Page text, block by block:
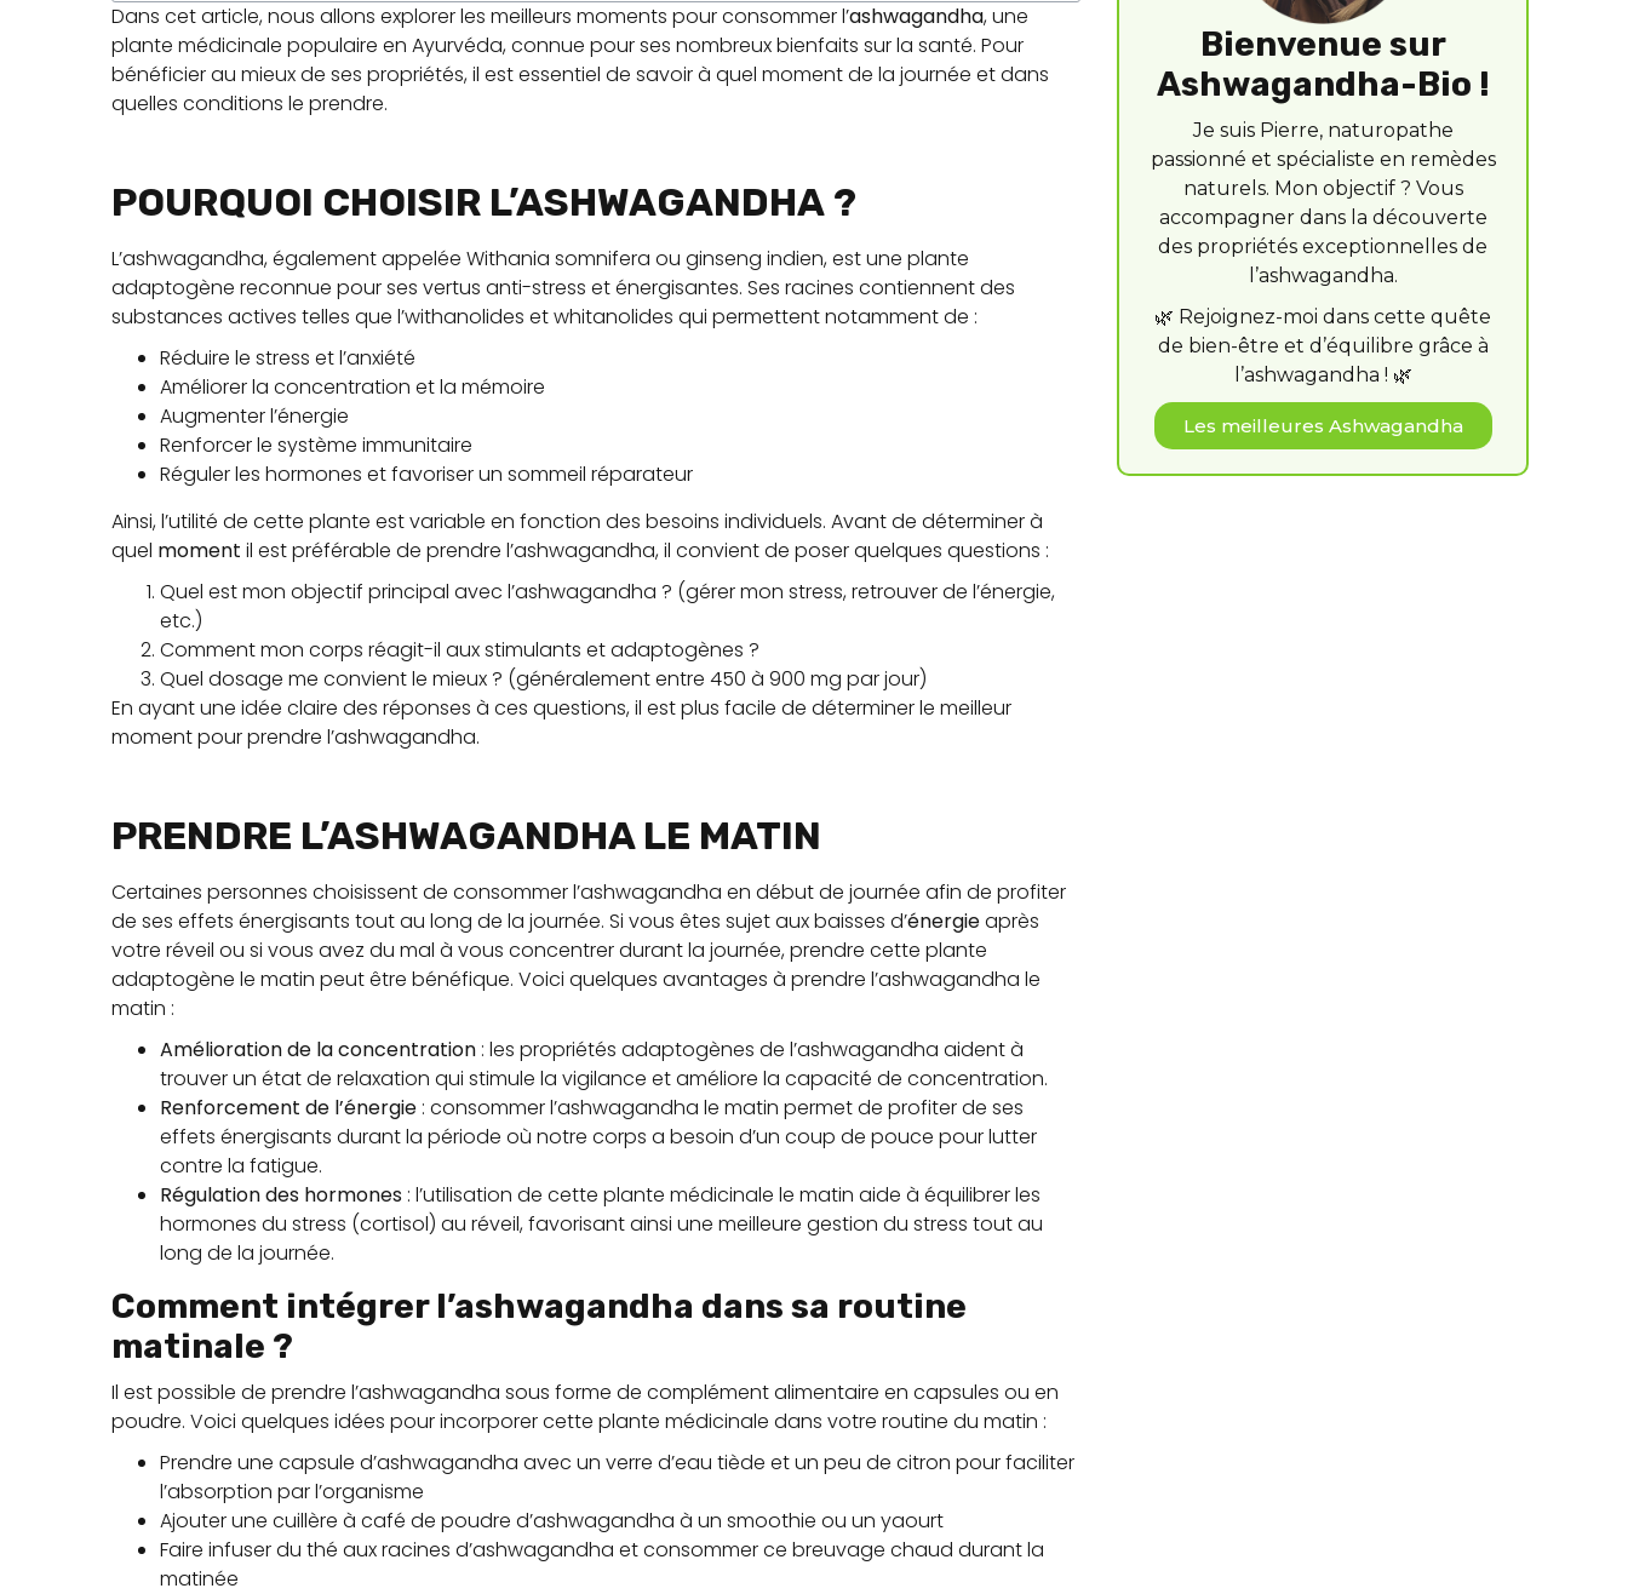
Dans cet article, nous allons explorer les meilleurs moments pour consommer l’ashwagandha, une
plante médicinale populaire en Ayurvéda, connue pour ses nombreux bienfaits sur la santé. Pour
bénéficier au mieux de ses propriétés, il est essentiel de savoir à quel moment de la journée et dans
quelles conditions le prendre.
POURQUOI CHOISIR L’ASHWAGANDHA ?
L’ashwagandha, également appelée Withania somnifera ou ginseng indien, est une plante
adaptogène reconnue pour ses vertus anti-stress et énergisantes. Ses racines contiennent des
substances actives telles que l’withanolides et whitanolides qui permettent notamment de :
Réduire le stress et l’anxiété
Améliorer la concentration et la mémoire
Augmenter l’énergie
Renforcer le système immunitaire
Réguler les hormones et favoriser un sommeil réparateur
Ainsi, l’utilité de cette plante est variable en fonction des besoins individuels. Avant de déterminer à
quel moment il est préférable de prendre l’ashwagandha, il convient de poser quelques questions :
Quel est mon objectif principal avec l’ashwagandha ? (gérer mon stress, retrouver de l’énergie,
etc.)
Comment mon corps réagit-il aux stimulants et adaptogènes ?
Quel dosage me convient le mieux ? (généralement entre 450 à 900 mg par jour)
En ayant une idée claire des réponses à ces questions, il est plus facile de déterminer le meilleur
moment pour prendre l’ashwagandha.
PRENDRE L’ASHWAGANDHA LE MATIN
Certaines personnes choisissent de consommer l’ashwagandha en début de journée afin de profiter
de ses effets énergisants tout au long de la journée. Si vous êtes sujet aux baisses d’énergieaprès
votre réveil ou si vous avez du mal à vous concentrer durant la journée, prendre cette plante
adaptogène le matin peut être bénéfique. Voici quelques avantages à prendre l’ashwagandha le
matin :
Amélioration de la concentration : les propriétés adaptogènes de l’ashwagandha aident à
trouver un état de relaxation qui stimule la vigilance et améliore la capacité de concentration.
Renforcement de l’énergie : consommer l’ashwagandha le matin permet de profiter de ses
effets énergisants durant la période où notre corps a besoin d’un coup de pouce pour lutter
contre la fatigue.
Régulation des hormones : l’utilisation de cette plante médicinale le matin aide à équilibrer les
hormones du stress (cortisol) au réveil, favorisant ainsi une meilleure gestion du stress tout au
long de la journée.
Comment intégrer l’ashwagandha dans sa routine
matinale ?
Il est possible de prendre l’ashwagandha sous forme de complément alimentaire en capsules ou en
poudre. Voici quelques idées pour incorporer cette plante médicinale dans votre routine du matin :
Prendre une capsule d’ashwagandha avec un verre d’eau tiède et un peu de citron pour faciliter
l’absorption par l’organisme
Ajouter une cuillère à café de poudre d’ashwagandha à un smoothie ou un yaourt
Faire infuser du thé aux racines d’ashwagandha et consommer ce breuvage chaud durant la
matinée
Bienvenue sur
Ashwagandha-Bio !
Je suis Pierre, naturopathe
passionné et spécialiste en remèdes
naturels. Mon objectif ? Vous
accompagner dans la découverte
des propriétés exceptionnelles de
l’ashwagandha.
🌿 Rejoignez-moi dans cette quête
de bien-être et d’équilibre grâce à
l’ashwagandha ! 🌿
Les meilleures Ashwagandha